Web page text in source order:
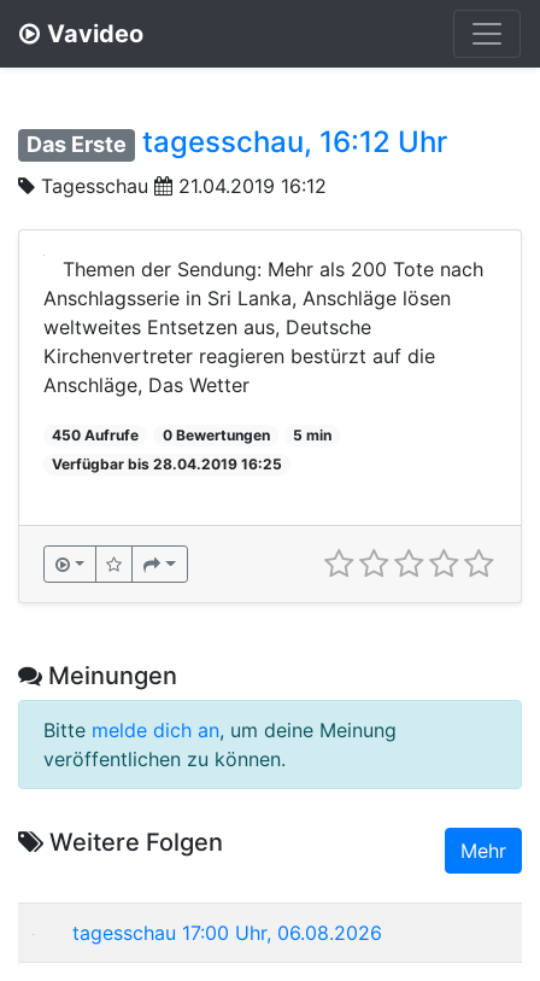
Vavideo
Das Erste tagesschau, 16:12 Uhr
Tagesschau 21.04.2019 16:12
Themen der Sendung: Mehr als 200 Tote nach
Anschlagsserie in Sri Lanka, Anschläge lösen
weltweites Entsetzen aus, Deutsche
Kirchenvertreter reagieren bestürzt auf die
Anschläge, Das Wetter
450 Aufrufe 0 Bewertungen
5 min
Verfügbar bis 28.04.2019 16:25
Meinungen
Bitte melde dich an, um deine Meinung
veröffentlichen zu können.
Weitere Folgen Mehr
tagesschau 17:00 Uhr, 06.08.2026